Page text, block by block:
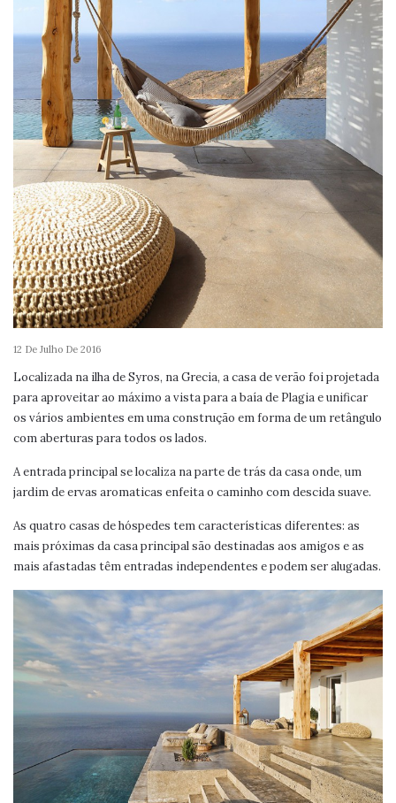
12 De Julho De 2016
Localizada na ilha de Syros, na Grecia, a casa de verão foi projetada
para aproveitar ao máximo a vista para a baía de Plagia e unificar
os vários ambientes em uma construção em forma de um retângulo
com aberturas para todos os lados.
A entrada principal se localiza na parte de trás da casa onde, um
jardim de ervas aromaticas enfeita o caminho com descida suave.
As quatro casas de hóspedes tem características diferentes: as
mais próximas da casa principal são destinadas aos amigos e as
mais afastadas têm entradas independentes e podem ser alugadas.